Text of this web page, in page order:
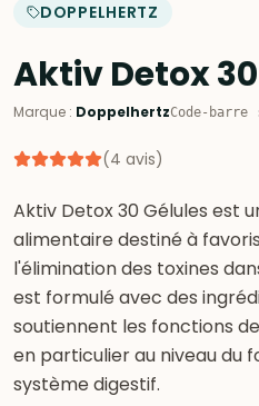
DOPPELHERTZ
Aktiv Detox
Marque : DoppelhertzCode-barre
(4 avis)
Aktiv Detox 30 Gélules est
alimentaire destiné à
l'élimination des toxines
est formulé avec des
soutiennent les fonctions
en particulier au niveau du
système digestif.